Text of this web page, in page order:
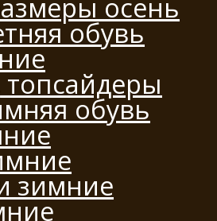
осень
обувь
обувь
зимние